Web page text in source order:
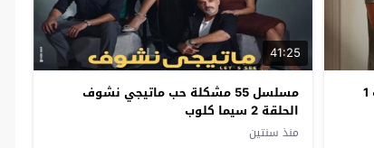
مسلسل 55 مشكلة حب الفريدو الحلقة 1
41:25
مسلسل 55 مشكلة حب ماتيجي نشوف
الحلقة 2 سيما كلوب
منذ سنتين